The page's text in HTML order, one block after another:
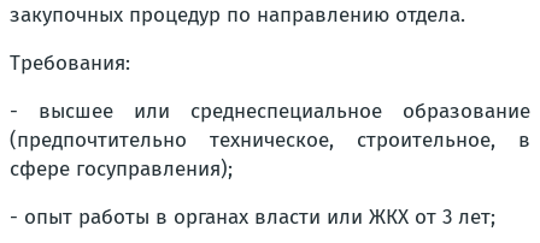
закупочных процедур по направлению отдела.
Требования:
- высшее или среднеспециальное образование
(предпочтительно техническое, строительное, в
сфере госуправления);
- опыт работы в органах власти или ЖКХ от 3 лет;